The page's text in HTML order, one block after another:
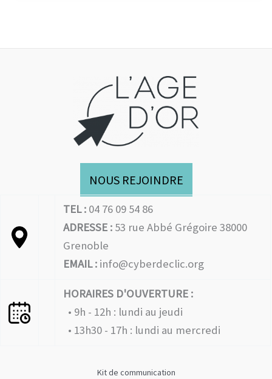
NOUS REJOINDRE
TEL : 04 76 09 54 86
ADRESSE : 53 rue Abbé Grégoire 38000
Grenoble
EMAIL : info@cyberdeclic.org
HORAIRES D'OUVERTURE :
• 9h - 12h : lundi au jeudi
• 13h30 - 17h : lundi au mercredi
Kit de communication